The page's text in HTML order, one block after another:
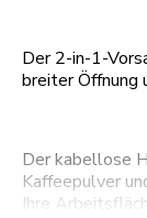
Der 2-in-1-
breiter Öffnung
Der kabellose
Kaffeepulver
Ihre